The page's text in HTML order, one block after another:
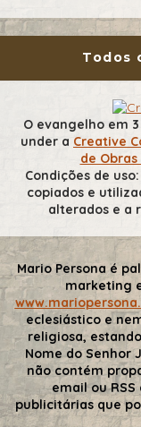
Todos
O evangelho em
under a Creative
de
Condições de
copiados e
alterados e a
Mario Persona é
marketing
eclesiástico e
religiosa,
Nome do Senhor
não contém
email ou
publicitárias que